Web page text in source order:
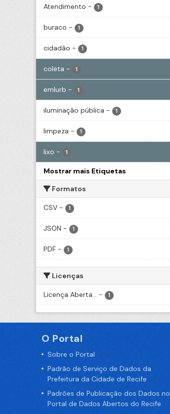
Atendimento - 1
buraco - 1
cidadão - 1
coleta - 1
emlurb - 1
iluminação pública - 1
limpeza - 1
lixo - 1
Mostrar mais Etiquetas
Formatos
CSV - 1
JSON - 1
PDF - 1
Licenças
Licença Aberta... - 1
O Portal
Sobre o Portal
Padrão de Serviço de Dados da
Prefeitura da Cidade de Recife
Padrões de Publicação dos Dados no
Portal de Dados Abertos do Recife